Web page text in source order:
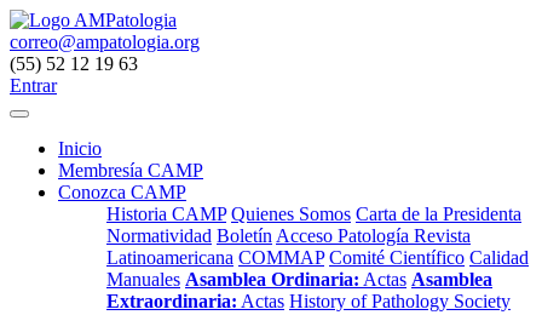
correo@ampatologia.org
(55) 52 12 19 63
Entrar
Inicio
Membresía CAMP
Conozca CAMP
Historia CAMP Quienes Somos Carta de la Presidenta
Normatividad Boletín Acceso Patología Revista
Latinoamericana COMMAP Comité Científico Calidad
Manuales Asamblea Ordinaria: Actas Asamblea
Extraordinaria: Actas History of Pathology Society